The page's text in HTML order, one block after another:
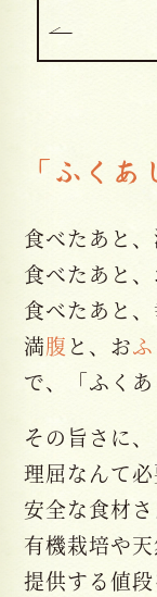
「ふくあ
食べたあと、
食べたあと、
食べたあと、
満腹 と、おふ
で、「ふくあ
その旨さに
理屈なんて必
安全な食材さ
有機栽培や
提供する値